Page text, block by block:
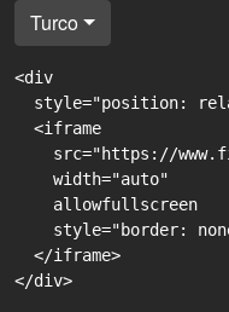
Turco
<div
style="position:
  <iframe
src="https://
    width="auto"
    allowfullscreen
style="border:
  </iframe>